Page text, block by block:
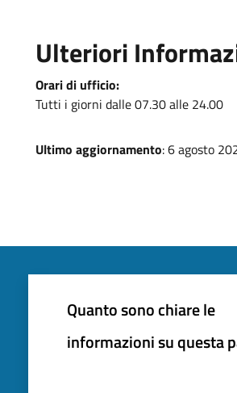
Ulteriori
Orari di ufficio:
Tutti i giorni dalle 07.30 alle 24.00
Ultimo aggiornamento: 6 agosto
Quanto sono chiare le
informazioni su questa